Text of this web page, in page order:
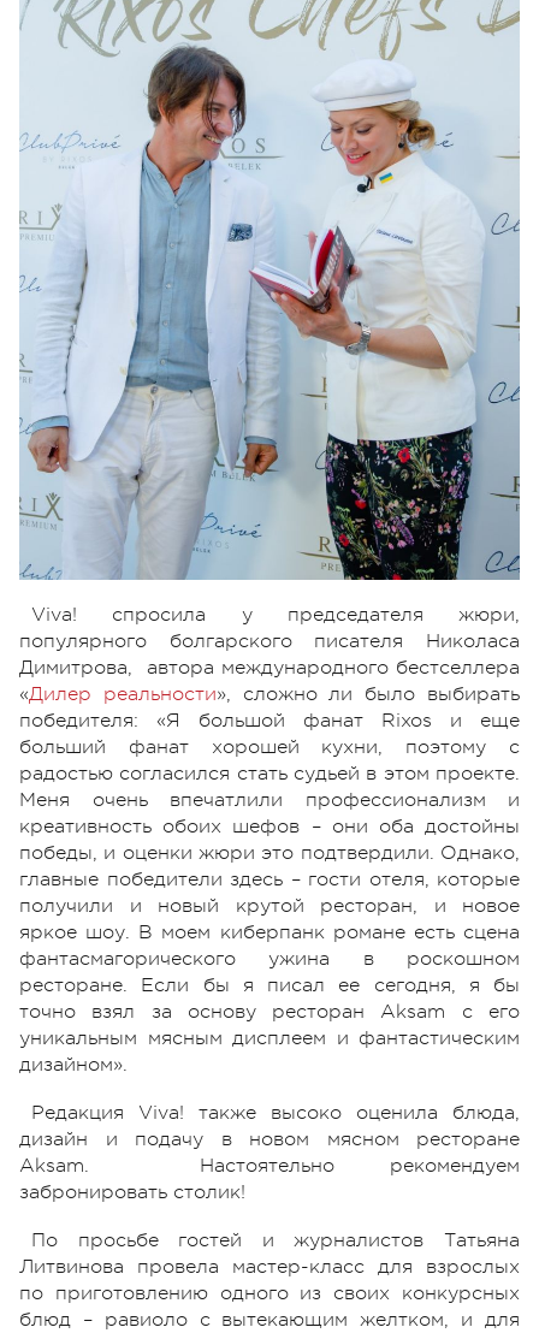
Viva! спросила у председателя жюри,
популярного болгарского писателя Николаса
Димитрова, автора международного бестселлера
«Дилер реальности», сложно ли было выбирать
победителя: «Я большой фанат Rixos и еще
больший фанат хорошей кухни, поэтому с
радостью согласился стать судьей в этом проекте.
Меня очень впечатлили профессионализм и
креативность обоих шефов – они оба достойны
победы, и оценки жюри это подтвердили. Однако,
главные победители здесь – гости отеля, которые
получили и новый крутой ресторан, и новое
яркое шоу. В моем киберпанк романе есть сцена
фантасмагорического ужина в роскошном
ресторане. Если бы я писал ее сегодня, я бы
точно взял за основу ресторан Aksam с его
уникальным мясным дисплеем и фантастическим
дизайном».
Редакция Viva! также высоко оценила блюда,
дизайн и подачу в новом мясном ресторане
Aksam. Настоятельно рекомендуем
забронировать столик!
По просьбе гостей и журналистов Татьяна
Литвинова провела мастер-класс для взрослых
по приготовлению одного из своих конкурсных
блюд – равиоло с вытекающим желтком, и для